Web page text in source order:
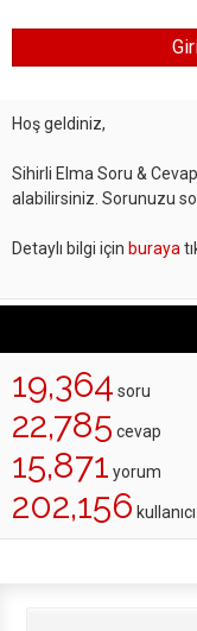
Hoş geldiniz,
Sihirli Elma Soru &
alabilirsiniz. Sorunuzu
Detaylı bilgi için buraya
19,364 soru
22,785 cevap
15,871 yorum
202,156 kullanıcı